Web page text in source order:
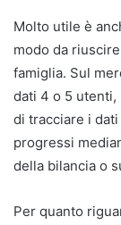
Molto utile è
modo da
famiglia. Sul
dati 4 o 5
di tracciare i
progressi
della bilancia o
Per quanto